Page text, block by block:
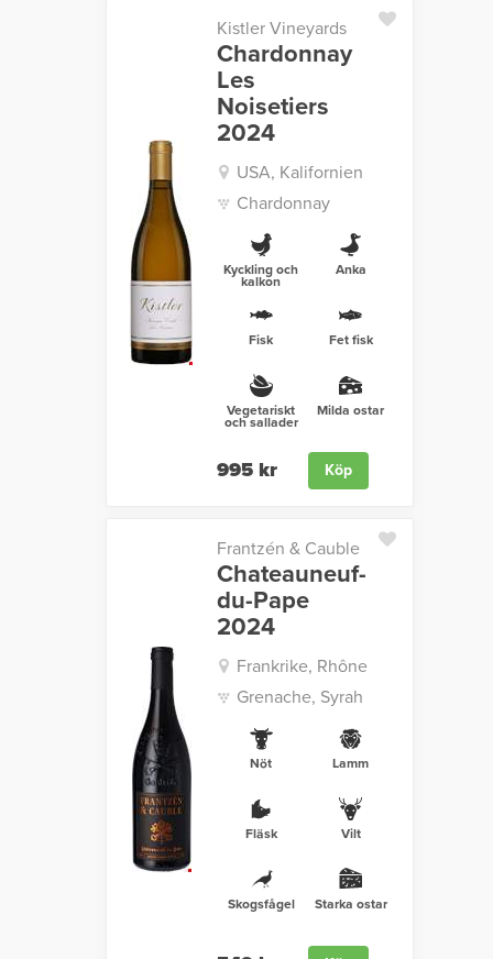
Kistler Vineyards
Chardonnay
Les
Noisetiers
2024
USA, Kalifornien
Chardonnay
Kyckling och
kalkon
Anka
Fisk Fet fisk
Vegetariskt
och sallader
Milda ostar
995 kr Köp
Frantzén & Cauble
Chateauneuf-
du-Pape
2024
Frankrike, Rhône
Grenache, Syrah
Nöt Lamm
Fläsk Vilt
Skogsfågel Starka ostar